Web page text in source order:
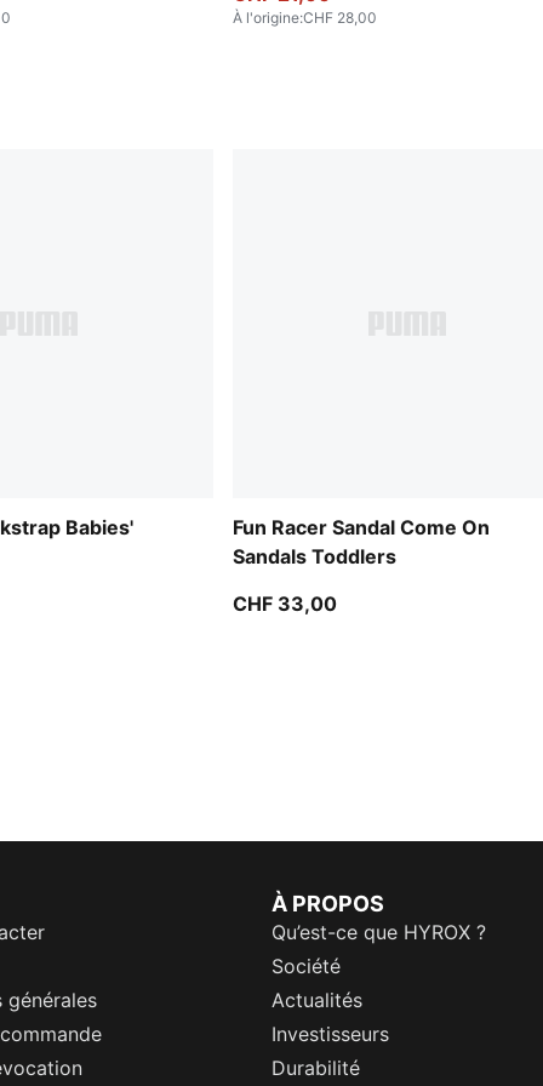
À l'origine:CHF 28,00
Babies'
Fun Racer Sandal Come On
Sandals Toddlers
CHF 33,00
générales
À PROPOS
Qu’est-ce que HYROX ?
Société
Actualités
Investisseurs
Durabilité